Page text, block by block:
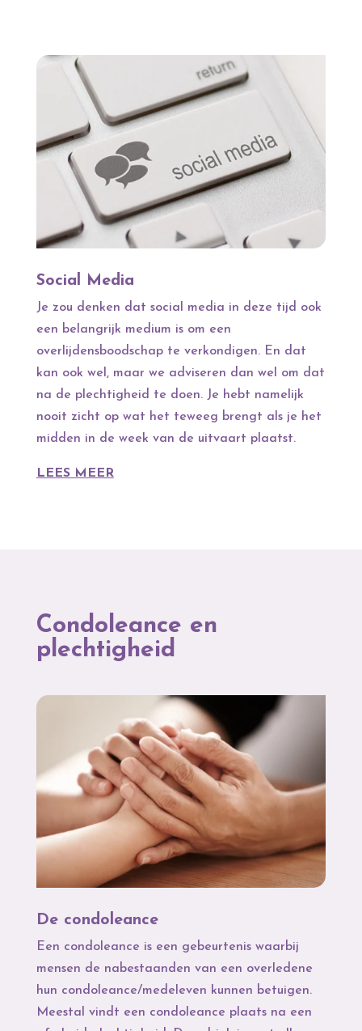
Social Media
Je zou denken dat social media in deze tijd ook
een belangrijk medium is om een
overlijdensboodschap te verkondigen. En dat
kan ook wel, maar we adviseren dan wel om dat
na de plechtigheid te doen. Je hebt namelijk
nooit zicht op wat het teweeg brengt als je het
midden in de week van de uitvaart plaatst.
LEES MEER
Condoleance en
plechtigheid
De condoleance
Een condoleance is een gebeurtenis waarbij
mensen de nabestaanden van een overledene
hun condoleance/medeleven kunnen betuigen.
Meestal vindt een condoleance plaats na een